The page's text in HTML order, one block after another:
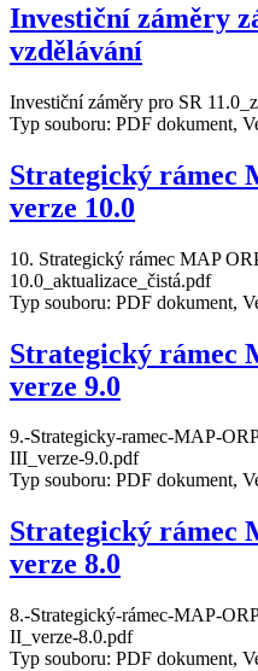
Investiční záměry
vzdělávání
Investiční záměry pro SR
Typ souboru: PDF dokument,
Strategický rámec
verze 10.0
10. Strategický rámec MAP
10.0_aktualizace_čistá.pdf
Typ souboru: PDF dokument,
Strategický rámec
verze 9.0
9.-Strategicky-ramec-MAP-
III_verze-9.0.pdf
Typ souboru: PDF dokument,
Strategický rámec
verze 8.0
8.-Strategický-rámec-MAP-
II_verze-8.0.pdf
Typ souboru: PDF dokument,